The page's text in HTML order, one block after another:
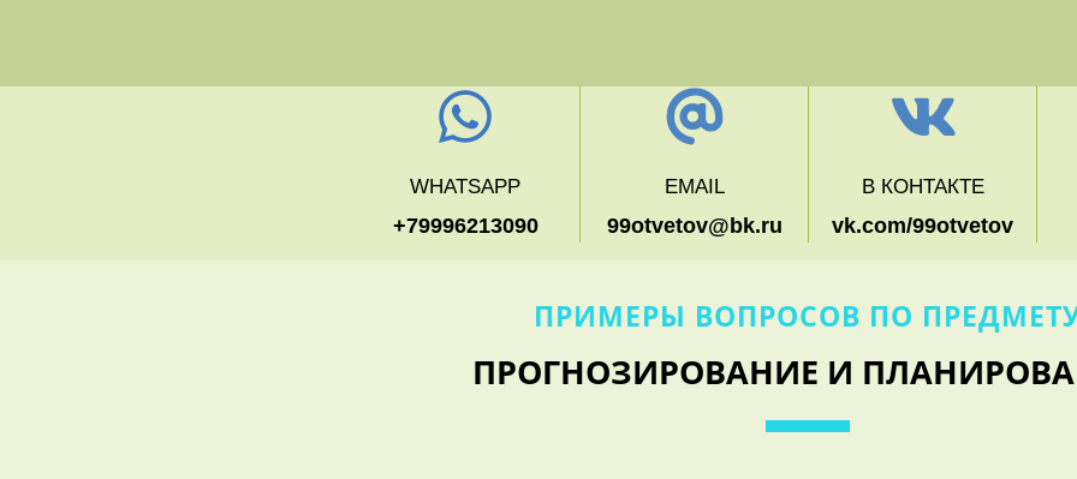
WHATSAPP
+79996213090
EMAIL
99otvetov@bk.ru
В КОНТАКТЕ
vk.com/99otvetov
ПРИМЕРЫ ВОПРОСОВ ПО
ПРОГНОЗИРОВАНИЕ И